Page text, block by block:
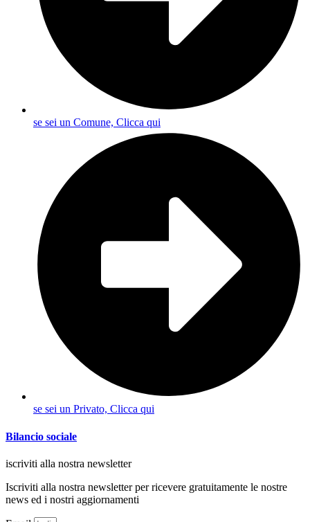
se sei un Comune, Clicca qui
se sei un Privato, Clicca qui
Bilancio sociale
iscriviti alla nostra newsletter
Iscriviti alla nostra newsletter per ricevere gratuitamente le nostre
news ed i nostri aggiornamenti